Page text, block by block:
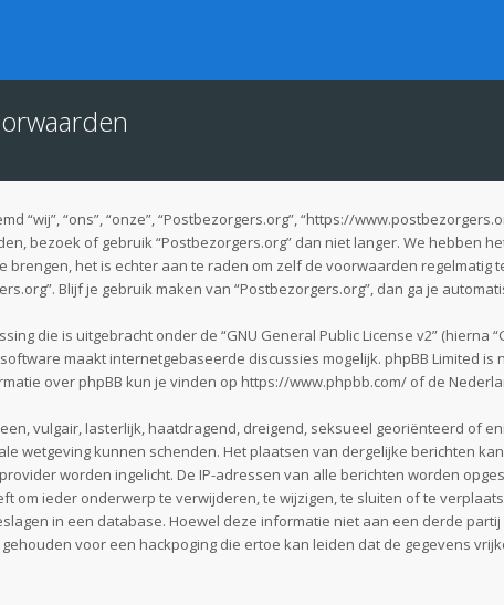
“wij”, “ons”, “onze”, “Postbezorgers.org”, “https://
bezoek of gebruik “Postbezorgers.org” dan niet langer. We hebben
het is echter aan te raden om zelf de voorwaarden regelmatig
Blijf je gebruik maken van “Postbezorgers.org”, dan ga je
die is uitgebracht onder de “GNU General Public License v2” (hierna
software maakt internetgebaseerde discussies mogelijk. phpBB Limited
over phpBB kun je vinden op https://www.phpbb.com/ of de
vulgair, lasterlijk, haatdragend, dreigend, seksueel georiënteerd of
wetgeving kunnen schenden. Het plaatsen van dergelijke berichten
worden ingelicht. De IP-adressen van alle berichten worden
om ieder onderwerp te verwijderen, te wijzigen, te sluiten of te
in een database. Hoewel deze informatie niet aan een derde
voor een hackpoging die ertoe kan leiden dat de gegevens